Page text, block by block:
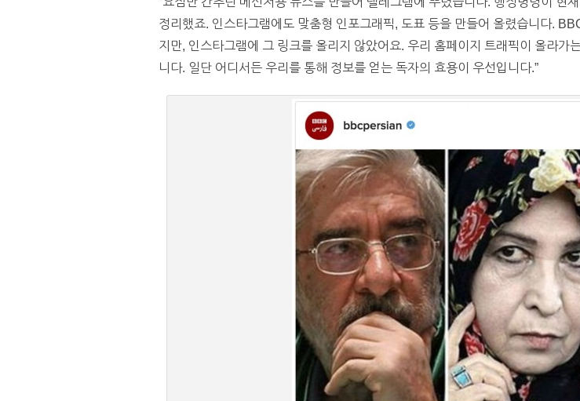
정리했죠. 인스타그램에도 맞춤형 인포그래픽, 도표 등을 만들어 올렸습니다.
지만, 인스타그램에 그 링크를 올리지 않았어요. 우리 홈페이지 트래픽이 올라
니다. 일단 어디서든 우리를 통해 정보를 얻는 독자의 효용이 우선입니다.”